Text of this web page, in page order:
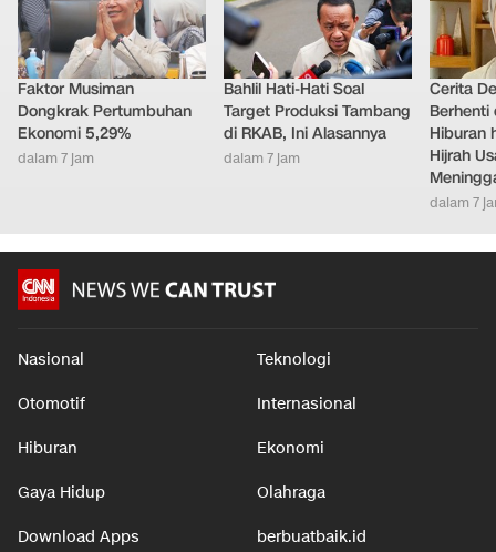
Faktor Musiman
Dongkrak Pertumbuhan
Ekonomi 5,29%
dalam 7 jam
Bahlil Hati-Hati Soal
Target Produksi Tambang
di RKAB, Ini Alasannya
dalam 7 jam
Cerita
Berhenti
Hiburan
Hijrah
dalam 7
Nasional Teknologi
Otomotif Internasional
Hiburan Ekonomi
Gaya Hidup Olahraga
Download Apps berbuatbaik.id